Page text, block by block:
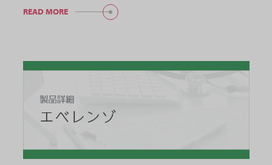
READ MORE